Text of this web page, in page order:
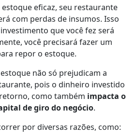
eficaz, seu restaurante
com perdas de insumos. Isso
que você fez será
você precisará fazer um
repor o estoque.
não só prejudicam a
pois o dinheiro investido
como também impacta o
de giro do negócio.
por diversas razões, como: